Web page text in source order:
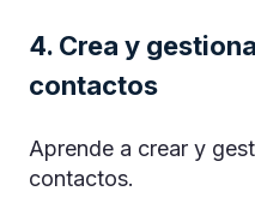
4. Crea y
contactos
Aprende a crear y
contactos.